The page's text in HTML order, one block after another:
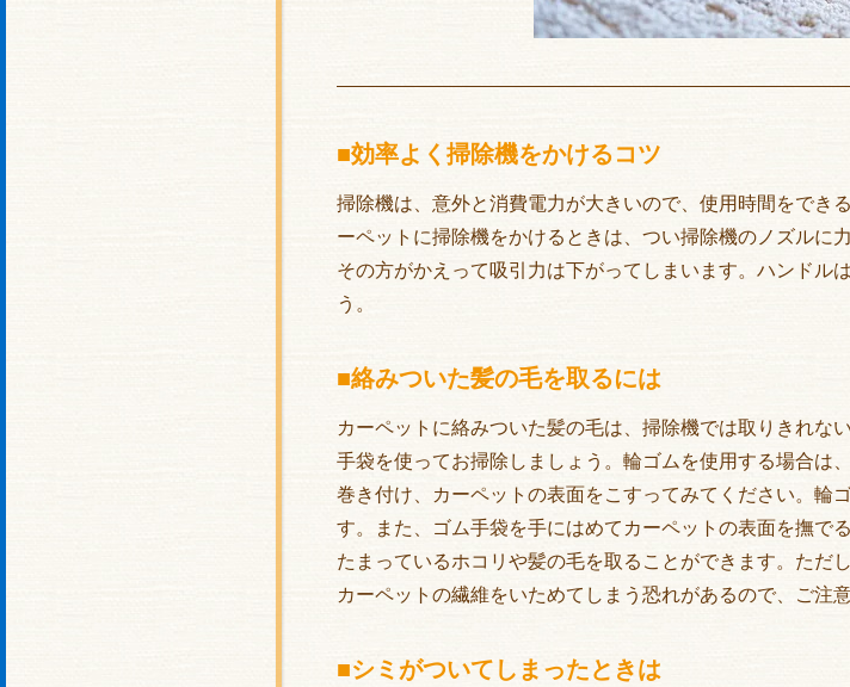
■効率よく掃除機をかけるコツ
掃除機は、意外と消費電力が大きいので、使用時間をでき
ーペットに掃除機をかけるときは、つい掃除機のノズルに
その方がかえって吸引力は下がってしまいます。ハンドル
う。
■絡みついた髪の毛を取るには
カーペットに絡みついた髪の毛は、掃除機では取りきれな
手袋を使ってお掃除しましょう。輪ゴムを使用する場合は
巻き付け、カーペットの表面をこすってみてください。輪
す。また、ゴム手袋を手にはめてカーペットの表面を撫で
たまっているホコリや髪の毛を取ることができます。ただ
カーペットの繊維をいためてしまう恐れがあるので、ご注意
■シミがついてしまったときは